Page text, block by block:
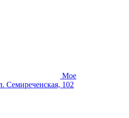
Мое
Семиреченская, 102